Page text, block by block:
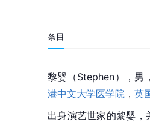
条目
黎婴（Stephen），男
港中文大学医学院 ， 英
出身演艺世家的黎婴，